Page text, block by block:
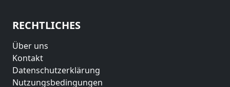
RECHTLICHES
Über uns
Kontakt
Datenschutzerklärung
Nutzungsbedingungen